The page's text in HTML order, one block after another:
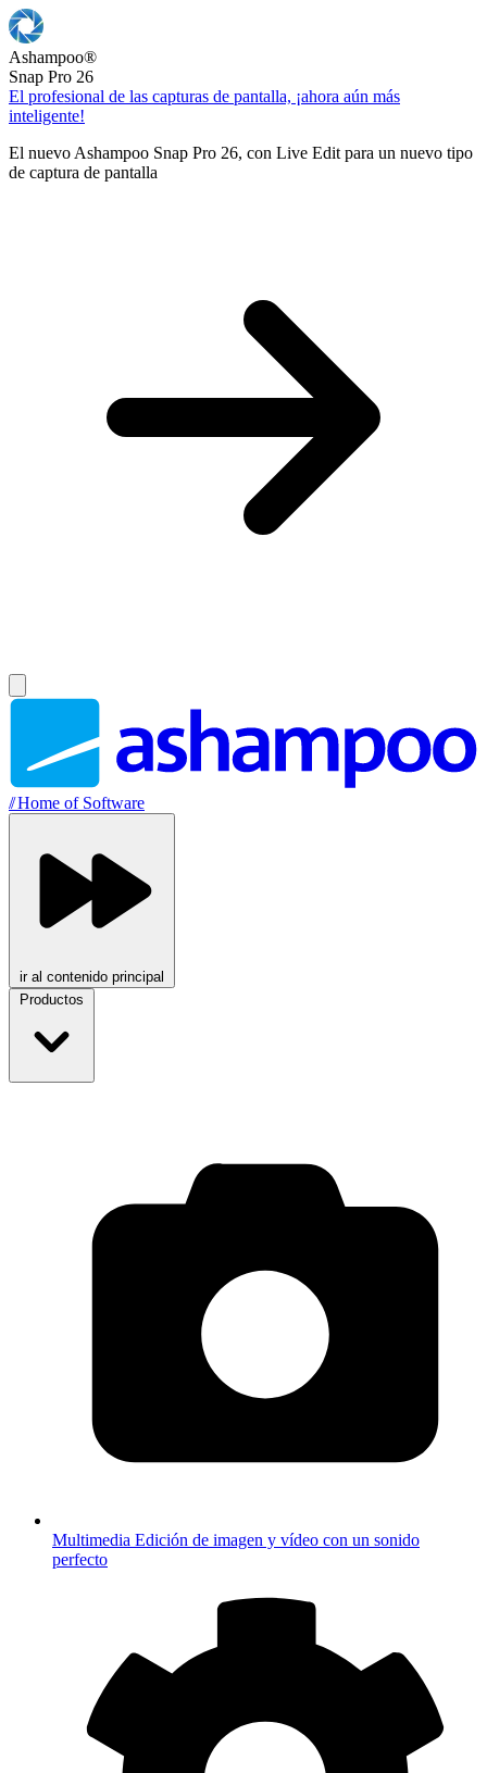
Ashampoo®
Snap Pro 26
El profesional de las capturas de pantalla, ¡ahora aún más
inteligente!
El nuevo Ashampoo Snap Pro 26, con Live Edit para un nuevo tipo
de captura de pantalla
//Home of Software
ir al contenido principal
Productos
Multimedia Edición de imagen y vídeo con un sonido
perfecto